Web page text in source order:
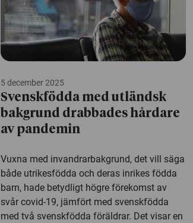
5 december 2025
Svenskfödda med utländsk
bakgrund drabbades hårdare
av pandemin
Vuxna med invandrarbakgrund, det vill säga
både utrikesfödda och deras inrikes födda
barn, hade betydligt högre förekomst av
svår covid-19, jämfört med svenskfödda
med två svenskfödda föräldrar. Det visar en